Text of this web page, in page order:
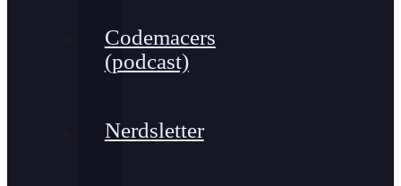
Codemacers
(podcast)
Nerdsletter